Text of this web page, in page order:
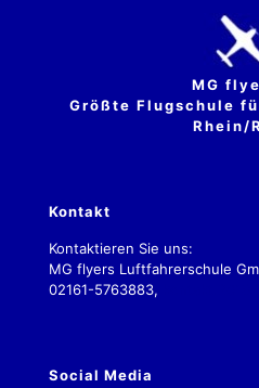
MG
Größte Flugschule
Rhein/
Kontakt
Kontaktieren Sie uns:
MG flyers Luftfahrerschule
02161-5763883,
Social Media